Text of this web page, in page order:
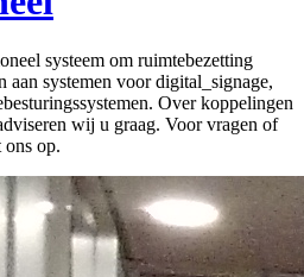
systeem om ruimtebezetting
systemen voor digital_signage,
Over koppelingen
wij u graag. Voor vragen of
ons op.